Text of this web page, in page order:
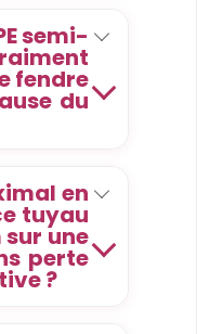
semi-
fendre
du
en
tuyau
sur une
perte
?